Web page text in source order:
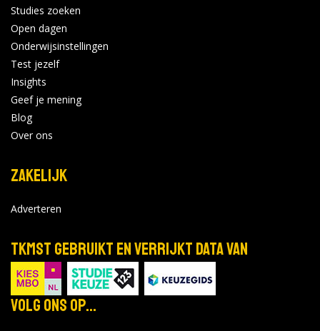
Studies zoeken
Open dagen
Onderwijsinstellingen
Test jezelf
Insights
Geef je mening
Blog
Over ons
Zakelijk
Adverteren
TKMST gebruikt en verrijkt data van
Volg ons op...